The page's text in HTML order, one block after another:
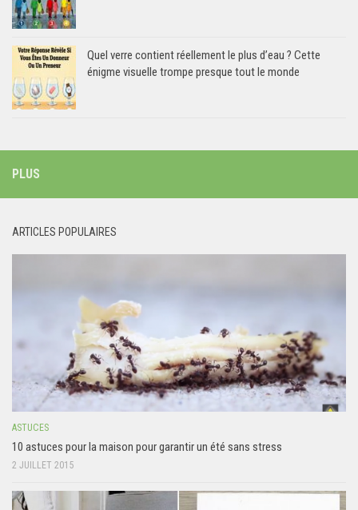
Quel verre contient réellement le plus d’eau ? Cette
énigme visuelle trompe presque tout le monde
PLUS
ARTICLES POPULAIRES
ASTUCES
10 astuces pour la maison pour garantir un été sans stress
2 JUILLET 2015